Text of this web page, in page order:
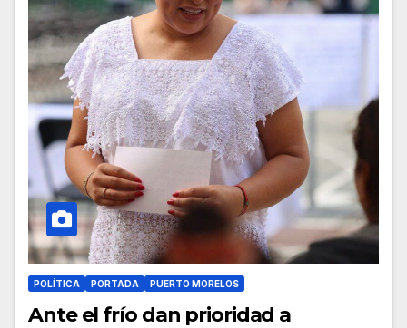
POLÍTICA PORTADA PUERTO MORELOS
Ante el frío dan prioridad a